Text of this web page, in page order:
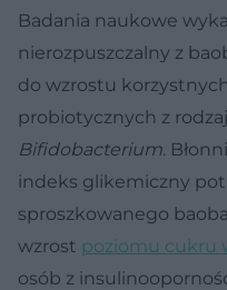
Badania naukowe
nierozpuszczalny z
do wzrostu
probiotycznych z
Bifidobacterium.
indeks glikemiczny
sproszkowanego
wzrost poziomu cukru
osób z